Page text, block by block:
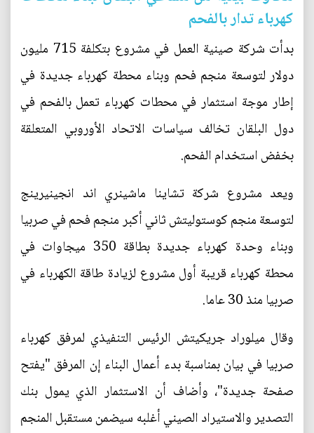
كهرباء تدار بالفحم
بدأت شركة صينية العمل في مشروع بتكلفة 715 مليون
دولار لتوسعة منجم فحم وبناء محطة كهرباء جديدة في
إطار موجة استثمار في محطات كهرباء تعمل بالفحم في
دول البلقان تخالف سياسات الاتحاد الأوروبي المتعلقة
بخفض استخدام الفحم.
ويعد مشروع شركة تشاينا ماشينري اند انجينيرينج
لتوسعة منجم كوستوليتش ثاني أكبر منجم فحم في صربيا
وبناء وحدة كهرباء جديدة بطاقة 350 ميجاوات في
محطة كهرباء قريبة أول مشروع لزيادة طاقة الكهرباء في
صربيا منذ 30 عاما.
وقال ميلوراد جريكيتش الرئيس التنفيذي لمرفق كهرباء
صربيا في بيان بمناسبة بدء أعمال البناء إن المرفق "يفتح
صفحة جديدة"، وأضاف أن الاستثمار الذي يمول بنك
التصدير والاستيراد الصيني أغلبه سيضمن مستقبل المنجم